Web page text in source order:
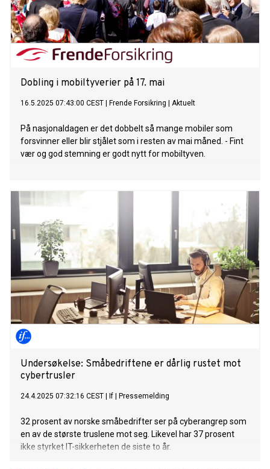
omfang. Men det er fortsatt mulig å bli svindlet, særlig fordi
svindelforsøkene er blitt mer målrettet, både via samtaler,
men kanskje spesielt SMS, som har et personlig preg og er
desi
Dobling i mobiltyverier på 17. mai
16.5.2025 07:43:00 CEST Frende Forsikring Aktuelt
På nasjonaldagen er det dobbelt så mange mobiler som
forsvinner eller blir stjålet som i resten av mai måned. - Fint
vær og god stemning er godt nytt for mobiltyven.
Undersøkelse: Småbedriftene er dårlig rustet mot
cybertrusler
24.4.2025 07:32:16 CEST If Pressemelding
32 prosent av norske småbedrifter ser på cyberangrep som
en av de største truslene mot seg. Likevel har 37 prosent
ikke styrket IT-sikkerheten de siste to år.